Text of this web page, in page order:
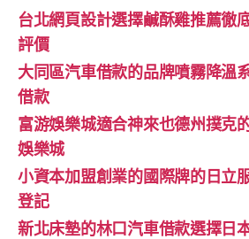
台北網頁設計選擇鹹酥雞推薦徹
評價
大同區汽車借款的品牌噴霧降溫
借款
富游娛樂城適合神來也德州撲克
娛樂城
小資本加盟創業的國際牌的日立
登記
新北床墊的林口汽車借款選擇日